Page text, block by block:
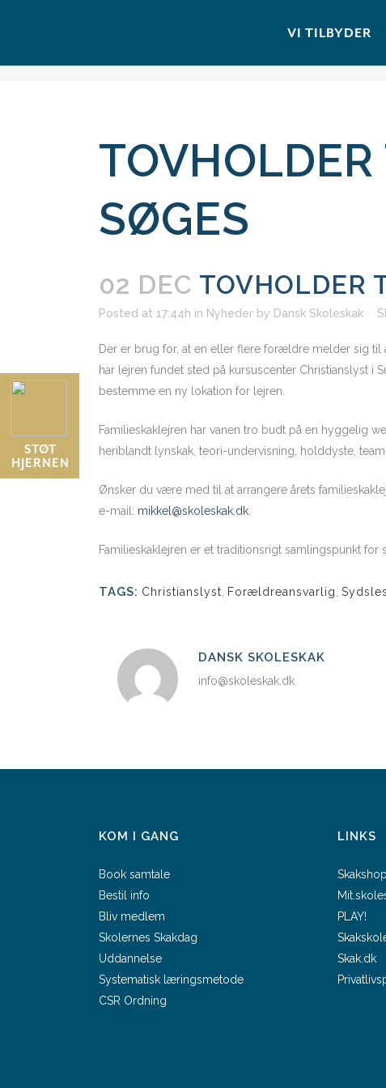
STØT
HJERNEN
VI TILBYDER
SØGES
02 DEC TOVHOLDER
Posted at 17:44h in Nyheder by Dansk Skoleskak
Der er brug for, at en eller flere forældre melder sig
har lejren fundet sted på kursuscenter Christianslyst
bestemme en ny lokation for lejren.
Familieskaklejren har vanen tro budt på en hyggelig
heriblandt lynskak, teori-undervisning, holddyste,
Ønsker du være med til at arrangere årets
e-mail: mikkel@skoleskak.dk
Familieskaklejren er et traditionsrigt samlingspunkt
TAGS: Christianslyst Forældreansvarlig
DANSK SKOLESKAK
info@skoleskak.dk
KOM I GANG
Book samtale
Bestil info
Bliv medlem
Skolernes Skakdag
Uddannelse
Systematisk læringsmetode
CSR Ordning
LINKS
PLAY!
Skak.dk